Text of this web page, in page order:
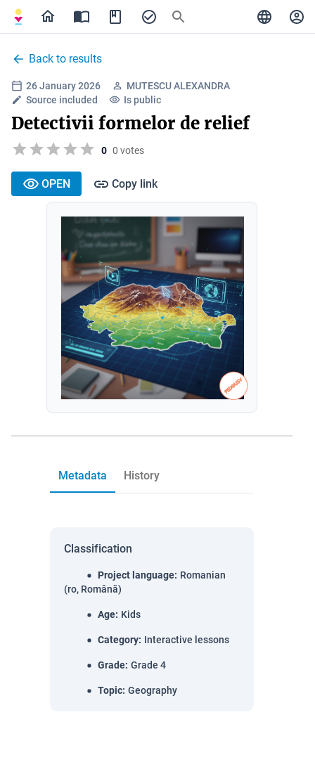
Back to results
26 January 2026
MUTESCU ALEXANDRA
Source included
Is public
Detectivii formelor de relief
0 0 votes
OPEN Copy link
Metadata History
Classification
Project language: Romanian
(ro, Română)
Age: Kids
Category: Interactive lessons
Grade: Grade 4
Topic: Geography